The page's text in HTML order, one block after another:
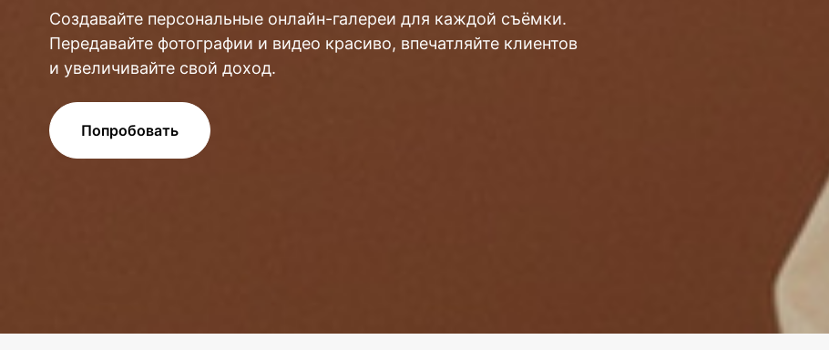
Создавайте персональные онлайн-галереи для каждой съёмки.
Передавайте фотографии и видео красиво, впечатляйте клиентов
и увеличивайте свой доход.
Попробовать